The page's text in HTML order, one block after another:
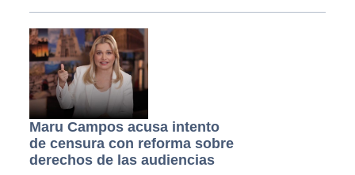
Maru Campos acusa intento
de censura con reforma sobre
derechos de las audiencias